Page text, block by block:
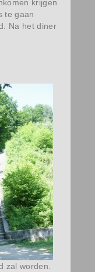
krijgen
te gaan
Na het diner
zal worden.